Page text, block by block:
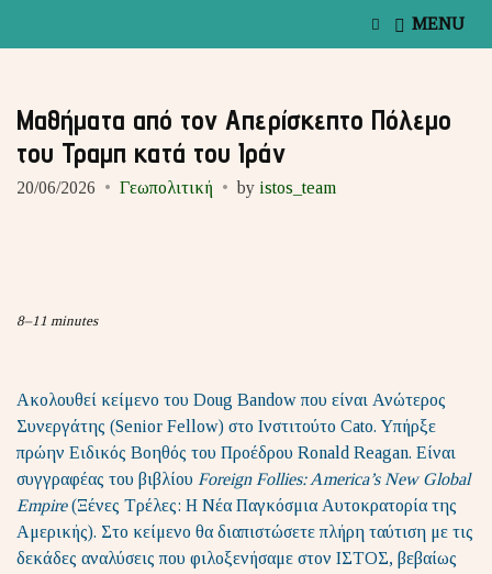
d
MENU
Μαθήματα από τον Απερίσκεπτο Πόλεμο
του Τραμπ κατά του Ιράν
20/06/2026 Γεωπολιτική by istos_team
8–11 minutes
Ακολουθεί κείμενο του Doug Bandow που είναι Ανώτερος
Συνεργάτης (Senior Fellow) στο Ινστιτούτο Cato. Υπήρξε
πρώην Ειδικός Βοηθός του Προέδρου Ronald Reagan. Είναι
συγγραφέας του βιβλίου Foreign Follies: America’s New Global
Empire(Ξένες Τρέλες: Η Νέα Παγκόσμια Αυτοκρατορία της
Αμερικής). Στο κείμενο θα διαπιστώσετε πλήρη ταύτιση με τις
δεκάδες αναλύσεις που φιλοξενήσαμε στον ΙΣΤΟΣ, βεβαίως